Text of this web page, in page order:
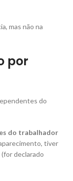
mas não na
por
do
do trabalhador
tiver
declarado